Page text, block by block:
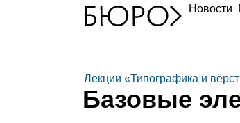
Новости
Лекции «Типографика и
Базовые